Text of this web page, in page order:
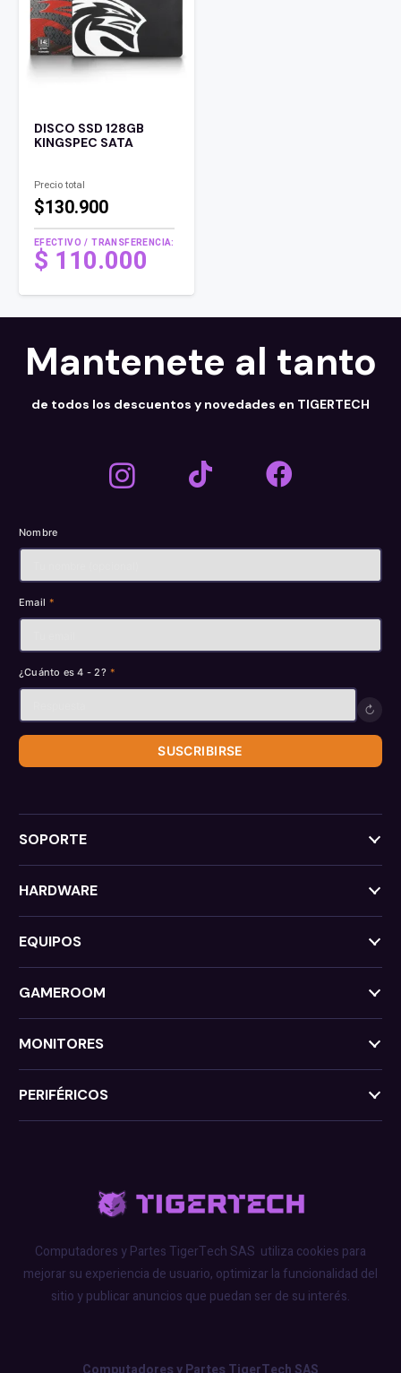
DISCO SSD 128GB
KINGSPEC SATA
Precio total
$130.900
EFECTIVO / TRANSFERENCIA:
El
precio
original
era:
$ 140.000 .
$ 110.000
El
precio
es:
$ 110.000 .
Mantenete al tanto
de todos los descuentos y novedades en TIGERTECH
Nombre
Email *
¿Cuánto es 4 - 2? *
↻
SUSCRIBIRSE
SOPORTE
HARDWARE
EQUIPOS
GAMEROOM
MONITORES
PERIFÉRICOS
Computadores y Partes TigerTech SAS utiliza cookies para
mejorar su experiencia de usuario, optimizar la funcionalidad del
sitio y publicar anuncios que puedan ser de su interés.